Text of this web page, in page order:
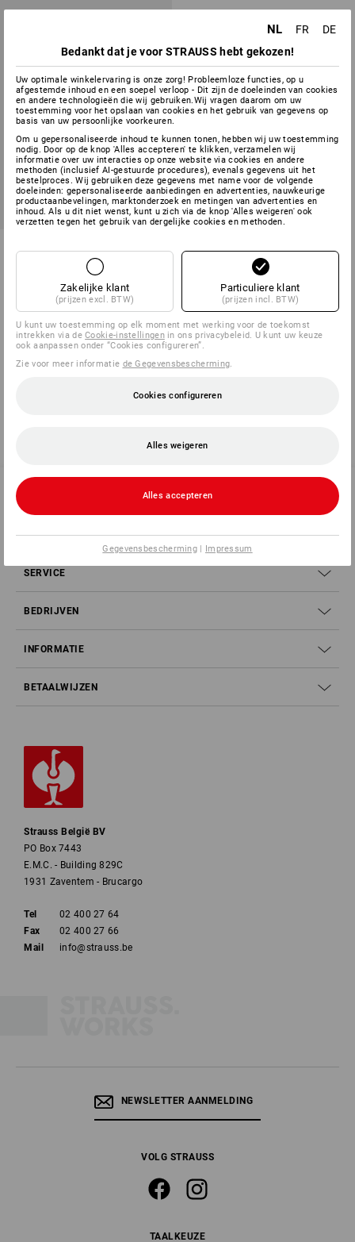
€ 14,40
(incl. BTW) v.a. 3 stuks
U hebt al 5 van 5 items bekeken.
SERVICE 02 400 27 64
SERVICE
BEDRIJVEN
INFORMATIE
BETAALWIJZEN
Strauss België BV
PO Box 7443
E.M.C. - Building 829C
1931 Zaventem - Brucargo
Tel
02 400 27 64
Fax
02 400 27 66
Mail
info@strauss.be
NEWSLETTER AANMELDING
VOLG STRAUSS
TAALKEUZE
NL FR
DE
Bedankt dat je voor STRAUSS hebt gekozen!
Uw optimale winkelervaring is onze zorg! Probleemloze functies, op u
afgestemde inhoud en een soepel verloop - Dit zijn de doeleinden van cookies
en andere technologieën die wij gebruiken.Wij vragen daarom om uw
toestemming voor het opslaan van cookies en het gebruik van gegevens op
basis van uw persoonlijke voorkeuren.
Om u gepersonaliseerde inhoud te kunnen tonen, hebben wij uw toestemming
nodig. Door op de knop 'Alles accepteren' te klikken, verzamelen wij
informatie over uw interacties op onze website via cookies en andere
methoden (inclusief AI-gestuurde procedures), evenals gegevens uit het
bestelproces. Wij gebruiken deze gegevens met name voor de volgende
doeleinden: gepersonaliseerde aanbiedingen en advertenties, nauwkeurige
productaanbevelingen, marktonderzoek en metingen van advertenties en
inhoud. Als u dit niet wenst, kunt u zich via de knop 'Alles weigeren' ook
verzetten tegen het gebruik van dergelijke cookies en methoden.
Zakelijke klant
(prijzen excl. BTW)
Particuliere klant
(prijzen incl. BTW)
U kunt uw toestemming op elk moment met werking voor de toekomst
intrekken via deCookie-instellingenin ons privacybeleid. U kunt uw keuze
ook aanpassen onder “Cookies configureren”.
Zie voor meer informatie de Gegevensbescherming.
Cookies configureren
Alles weigeren
Alles accepteren
Gegevensbescherming | Impressum